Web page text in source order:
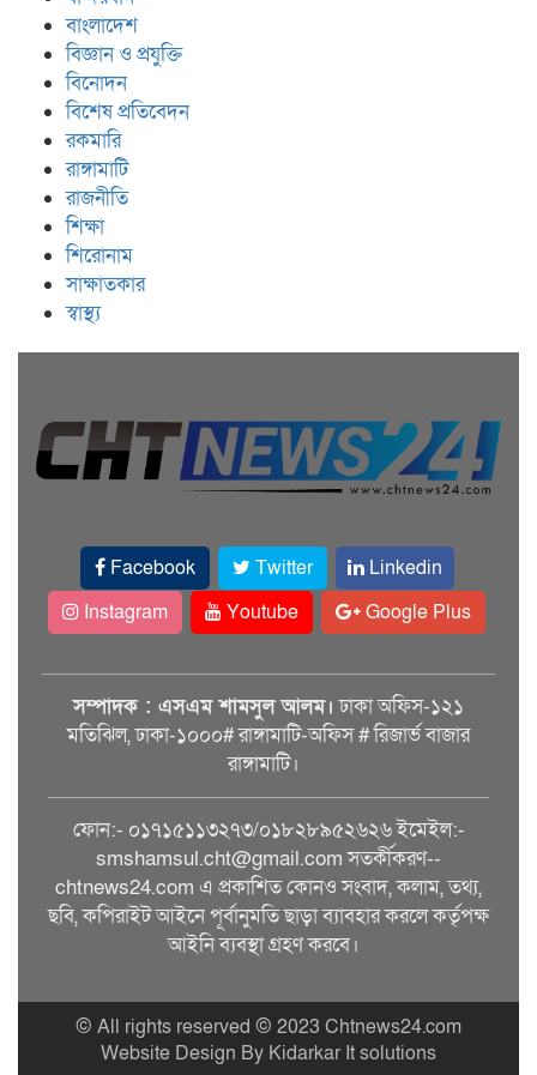
বাংলাদেশ
বিজ্ঞান ও প্রযুক্তি
বিনোদন
বিশেষ প্রতিবেদন
রকমারি
রাঙ্গামাটি
রাজনীতি
শিক্ষা
শিরোনাম
সাক্ষাতকার
স্বাস্থ্য
Facebook Twitter
Linkedin
Instagram
Youtube Google Plus
সম্পাদক : এসএম শামসুল আলম। ঢাকা অফিস-১২১
মতিঝিল, ঢাকা-১০০০# রাঙ্গামাটি-অফিস # রিজার্ভ বাজার
রাঙ্গামাটি।
ফোন:- ০১৭১৫১১৩২৭৩/০১৮২৮৯৫২৬২৬ ইমেইল:-
smshamsul.cht@gmail.com সতর্কীকরণ--
chtnews24.com এ প্রকাশিত কোনও সংবাদ, কলাম, তথ্য,
ছবি, কপিরাইট আইনে পূর্বানুমতি ছাড়া ব্যাবহার করলে কর্তৃপক্ষ
আইনি ব্যবস্থা গ্রহণ করবে।
© All rights reserved © 2023 Chtnews24.com
Website Design By Kidarkar It solutions